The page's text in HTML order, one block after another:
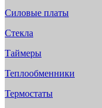
Силовые платы
Стекла
Таймеры
Теплообменники
Термостаты